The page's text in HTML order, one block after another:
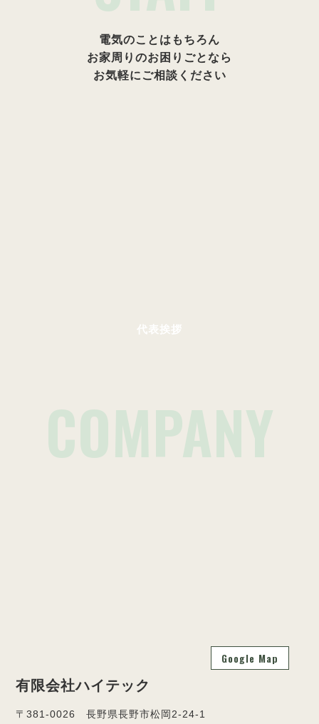
電気のことはもちろん
お家周りのお困りごとなら
お気軽にご相談ください
代表挨拶
COMPANY
Google Map
有限会社ハイテック
〒381-0026 長野県長野市松岡2-24-1